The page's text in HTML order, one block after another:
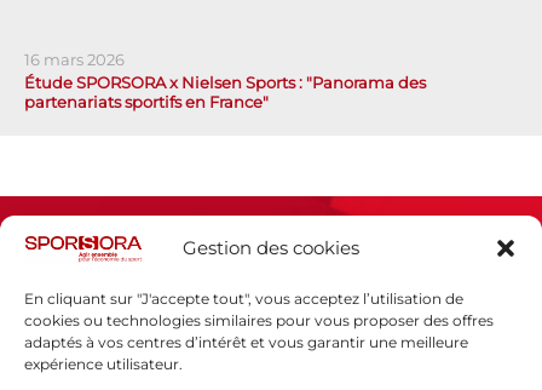
Gestion des cookies
En cliquant sur "J'accepte tout", vous acceptez l’utilisation de
cookies ou technologies similaires pour vous proposer des offres
adaptés à vos centres d’intérêt et vous garantir une meilleure
expérience utilisateur.
16 mars 2026
Étude SPORSORA x Nielsen Sports : "Panorama des
partenariats sportifs en France"
Espace presse